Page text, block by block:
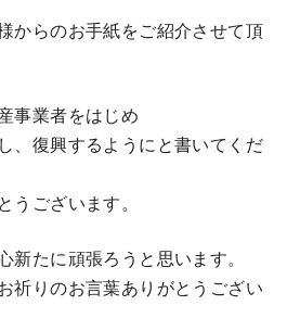
からのお手紙をご紹介させて頂
事業者をはじめ
、復興するようにと書いてくだ
うございます。
新たに頑張ろうと思います。
祈りのお言葉ありがとうござい